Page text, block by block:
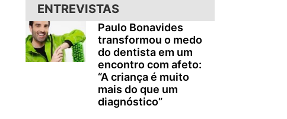
ENTREVISTAS
Paulo Bonavides
transformou o medo
do dentista em um
encontro com afeto:
“A criança é muito
mais do que um
diagnóstico”